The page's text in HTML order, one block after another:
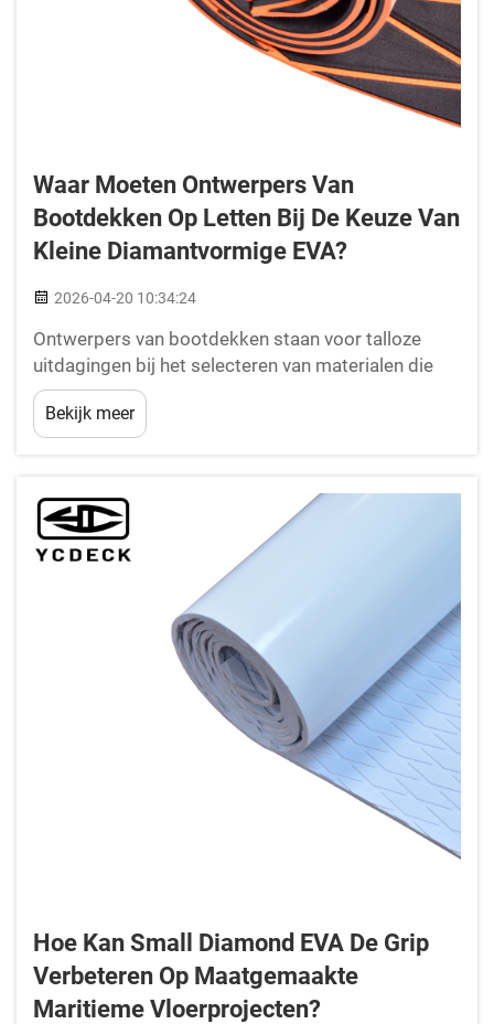
Waar Moeten Ontwerpers Van
Bootdekken Op Letten Bij De Keuze Van
Kleine Diamantvormige EVA?
2026-04-20 10:34:24
Ontwerpers van bootdekken staan voor talloze
uitdagingen bij het selecteren van materialen die
bestand moeten zijn tegen zware mariene
omgevingen, terwijl ze tegelijkertijd optimale
veiligheid en prestaties moeten bieden. Bij de
bootdektoepassingen moeten ontwerpers m...
Bekijk meer
Hoe Kan Small Diamond EVA De Grip
Verbeteren Op Maatgemaakte
Maritieme Vloerprojecten?